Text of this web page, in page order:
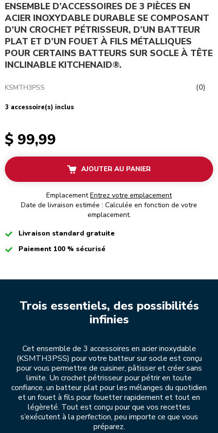
ENSEMBLE D’ACCESSOIRES DE 3 PIÈCES EN
ACIER INOXYDABLE DURABLE SE COMPOSANT
D’UN CROCHET PÉTRISSEUR, D’UN BATTEUR
PLAT ET D’UN FOUET À FILS MÉTALLIQUES
POUR CERTAINS BATTEURS SUR SOCLE À TÊTE
INCLINABLE KITCHENAID®.
KSMTH3PSS (0)
3 accessoire(s) inclus
$ 99,99
AJOUTER AU PANIER
Emplacement Entrez votre emplacement
Date de livraison estimée : Calculée en fonction de votre
emplacement.
CheckedLivraison standard gratuite
CheckedPaiement 100 % sécurisé
Trois essentiels, des possibilités
infinies
Cet ensemble de 3 accessoires en acier inoxydable
(KSMTH3PSS) pour votre batteur sur socle est conçu
pour vous permettre de cuisiner, pâtisser et créer sans
limite. Un crochet pétrisseur pour pétrir en toute
confiance, un batteur plat pour les mélanges du quotidien
et un fouet à fils pour fouetter rapidement et tout en
légèreté. Tout est conçu pour que vos recettes
s’exécutent à la perfection, peu importe ce que vous
préparez.